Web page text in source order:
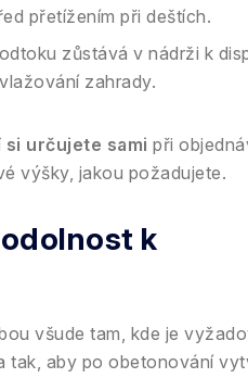
přetížením při deštích.
zůstává v nádrži k
zahrady.
si určujete sami při
výšky, jakou požadujete.
k
všude tam, kde je
tak, aby po obetonování